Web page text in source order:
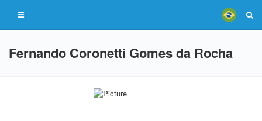
Fernando Coronetti Gomes da Rocha